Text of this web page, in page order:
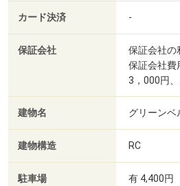
カード決済 -
保証会社
保証会社の
保証会社
3，000円
建物名 グリーンベ
建物構造 RC
駐車場 有 4,400円